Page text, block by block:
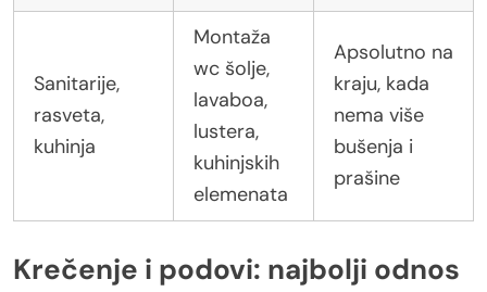
Sanitarije,
rasveta,
kuhinja
Montaža
wc šolje,
lavaboa,
lustera,
kuhinjskih
elemenata
Apsolutno na
kraju, kada
nema više
bušenja i
prašine
Krečenje i podovi: najbolji odnos